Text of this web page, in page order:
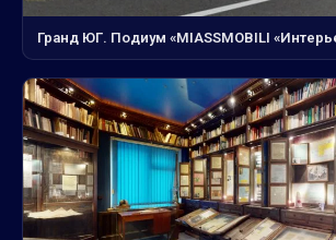
Гранд ЮГ. Подиум «MIASSMOBILI